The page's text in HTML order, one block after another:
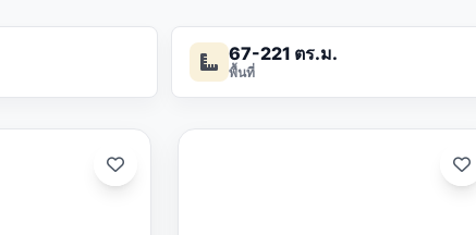
67-221 ตร.ม.
พื้นที่